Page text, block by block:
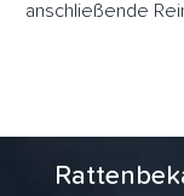
anschließende